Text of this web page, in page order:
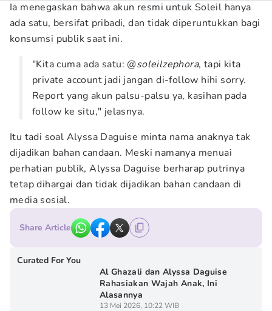
Ia menegaskan bahwa akun resmi untuk Soleil hanya
ada satu, bersifat pribadi, dan tidak diperuntukkan bagi
konsumsi publik saat ini.
"Kita cuma ada satu: @soleilzephora, tapi kita
private account jadi jangan di-follow hihi sorry.
Report yang akun palsu-palsu ya, kasihan pada
follow ke situ," jelasnya.
Itu tadi soal Alyssa Daguise minta nama anaknya tak
dijadikan bahan candaan. Meski namanya menuai
perhatian publik, Alyssa Daguise berharap putrinya
tetap dihargai dan tidak dijadikan bahan candaan di
media sosial.
Share Article
Curated For You
Al Ghazali dan Alyssa Daguise
Rahasiakan Wajah Anak, Ini
Alasannya
13 Mei 2026, 10:22 WIB